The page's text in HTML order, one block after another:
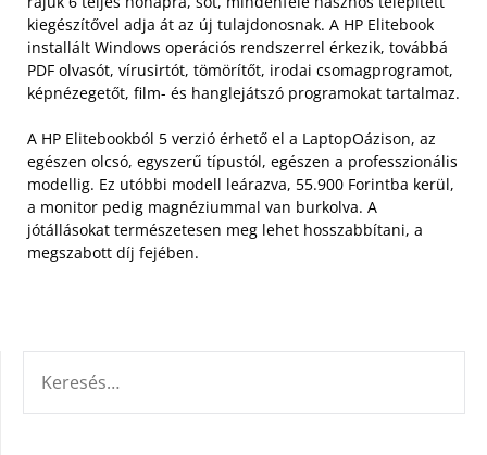
kiegészítővel adja át az új tulajdonosnak. A HP Elitebook
installált Windows operációs rendszerrel érkezik, továbbá
PDF olvasót, vírusirtót, tömörítőt, irodai csomagprogramot,
képnézegetőt, film- és hanglejátszó programokat tartalmaz.
A HP Elitebookból 5 verzió érhető el a LaptopOázison, az
egészen olcsó, egyszerű típustól, egészen a professzionális
modellig. Ez utóbbi modell leárazva, 55.900 Forintba kerül,
a monitor pedig magnéziummal van burkolva. A
jótállásokat természetesen meg lehet hosszabbítani, a
megszabott díj fejében.